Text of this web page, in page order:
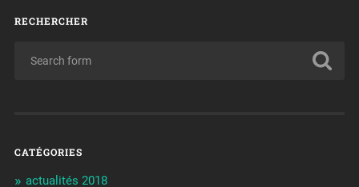
RECHERCHER
CATÉGORIES
actualités 2018